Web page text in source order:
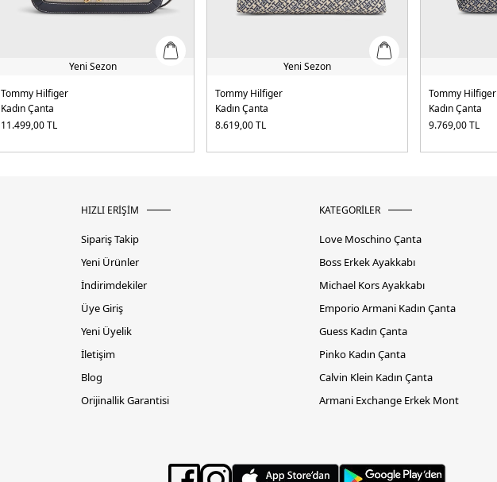
Yeni Sezon
Tommy Hilfiger
Kadın Çanta
11.499,00TL
Yeni Sezon
Tommy Hilfiger
Kadın Çanta
8.619,00TL
Tommy Hilfiger
Kadın Çanta
9.769,00TL
HIZLI ERİŞİM
Sipariş Takip
Yeni Ürünler
İndirimdekiler
Üye Giriş
Yeni Üyelik
İletişim
Blog
Orijinallik Garantisi
KATEGORİLER
Love Moschino Çanta
Boss Erkek Ayakkabı
Michael Kors Ayakkabı
Emporio Armani Kadın Çanta
Guess Kadın Çanta
Pinko Kadın Çanta
Calvin Klein Kadın Çanta
Armani Exchange Erkek Mont